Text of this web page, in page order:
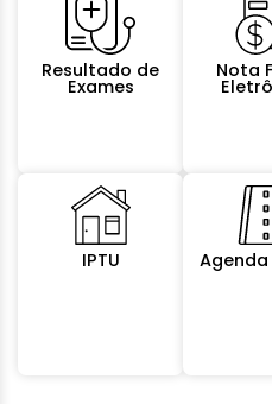
Resultado de
Exames
Nota
IPTU Agenda